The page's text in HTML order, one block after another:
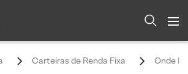
Carteiras de Renda Fixa Onde